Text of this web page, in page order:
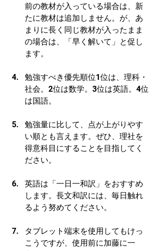
前の教材が入っている場合は、新
たに教材は追加しません。が、あ
まりに長く同じ教材が入ったまま
の場合は、「早く解いて」と促し
ます。
勉強すべき優先順位1位は、理科・
社会。2位は数学。3位は英語。4位
は国語。
勉強量に比して、点が上がりやす
い順とも言えます。ぜひ、理社を
得意科目にすることを目指してく
ださい。
英語は「一日一和訳」をおすすめ
します。長文和訳には、毎日触れ
るよう努めてください。
タブレット端末を使用してもけっ
こうですが、使用前に加藤に一